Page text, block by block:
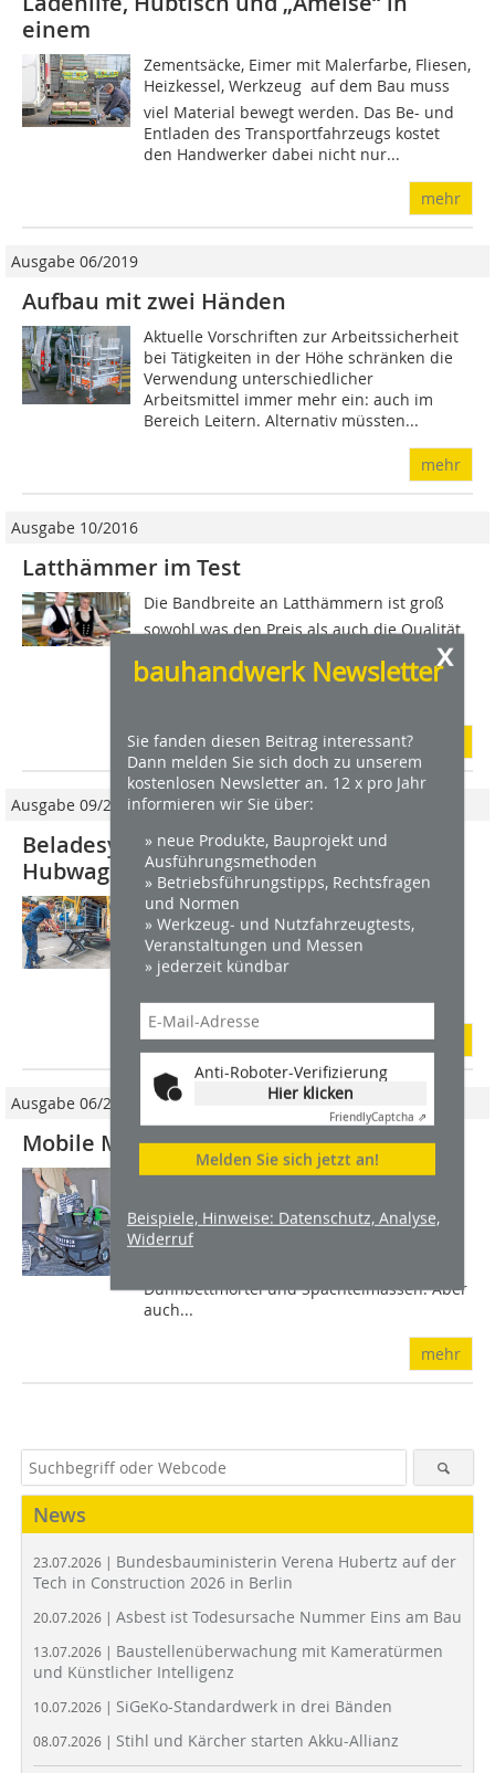
x
bauhandwerk Newsletter
Sie fanden diesen Beitrag interessant?
Dann melden Sie sich doch zu unserem
kostenlosen Newsletter an. 12 x pro Jahr
informieren wir Sie über:
» neue Produkte, Bauprojekt und
Ausführungsmethoden
» Betriebsführungstipps, Rechtsfragen
und Normen
» Werkzeug- und Nutzfahrzeugtests,
Veranstaltungen und Messen
» jederzeit kündbar
Anti-Roboter-Verifizierung
Hier klicken
FriendlyCaptcha ⇗
Melden Sie sich jetzt an!
Beispiele, Hinweise: Datenschutz, Analyse,
Widerruf
einem
Zementsäcke, Eimer mit Malerfarbe, Fliesen,
Heizkessel, Werkzeug  auf dem Bau muss
viel Material bewegt werden. Das Be- und
Entladen des Transportfahrzeugs kostet
den Handwerker dabei nicht nur...
mehr
Ausgabe 06/2019
Aufbau mit zwei Händen
Aktuelle Vorschriften zur Arbeitssicherheit
bei Tätigkeiten in der Höhe schränken die
Verwendung unterschiedlicher
Arbeitsmittel immer mehr ein: auch im
Bereich Leitern. Alternativ müssten...
mehr
Ausgabe 10/2016
Latthämmer im Test
Die Bandbreite an Latthämmern ist groß 
sowohl was den Preis als auch die Qualität
anbelangt. Von Spaßhämmern wie dem
Feierabendhammer zum Öffnen der
Ausgabe 09/2017
Beladesystem mit integriertem
Hubwagen
Das neue multifunktionsfähige Kom­fort-
Beladesystem xetto ist so kompakt
konstruiert, dass es praktisch in jedem
Kleintransporter unter der Ladung Platz
mehr
Ausgabe 06/2017
Mobile Mischstation
Besonders geeignet ist die Mischstation
Mehrkomponenten Materialien,
selbstverlaufender
Dünnbettmörtel und Spachtelmassen. Aber
auch...
mehr
News
23.07.2026 | Bundesbauministerin Verena Hubertz auf der
Tech in Construction 2026 in Berlin
20.07.2026 | Asbest ist Todesursache Nummer Eins am Bau
13.07.2026 | Baustellenüberwachung mit Kameratürmen
und Künstlicher Intelligenz
10.07.2026 | SiGeKo-Standardwerk in drei Bänden
08.07.2026 | Stihl und Kärcher starten Akku-Allianz